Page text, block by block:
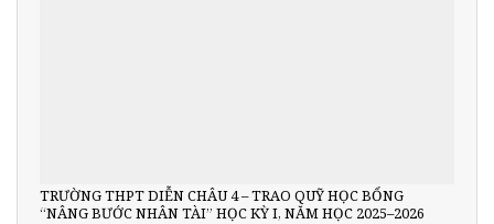
TRƯỜNG THPT DIỄN CHÂU 4 – TRAO QUỸ HỌC BỔNG
“NÂNG BƯỚC NHÂN TÀI” HỌC KỲ I, NĂM HỌC 2025–2026